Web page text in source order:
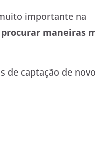
importante na
procurar maneiras
de captação de